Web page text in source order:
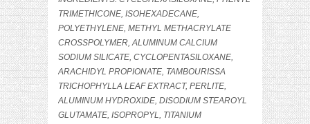
TRIMETHICONE, ISOHEXADECANE,
POLYETHYLENE, METHYL METHACRYLATE
CROSSPOLYMER, ALUMINUM CALCIUM
SODIUM SILICATE, CYCLOPENTASILOXANE,
ARACHIDYL PROPIONATE, TAMBOURISSA
TRICHOPHYLLA LEAF EXTRACT, PERLITE,
ALUMINUM HYDROXIDE, DISODIUM STEAROYL
GLUTAMATE, ISOPROPYL, TITANIUM